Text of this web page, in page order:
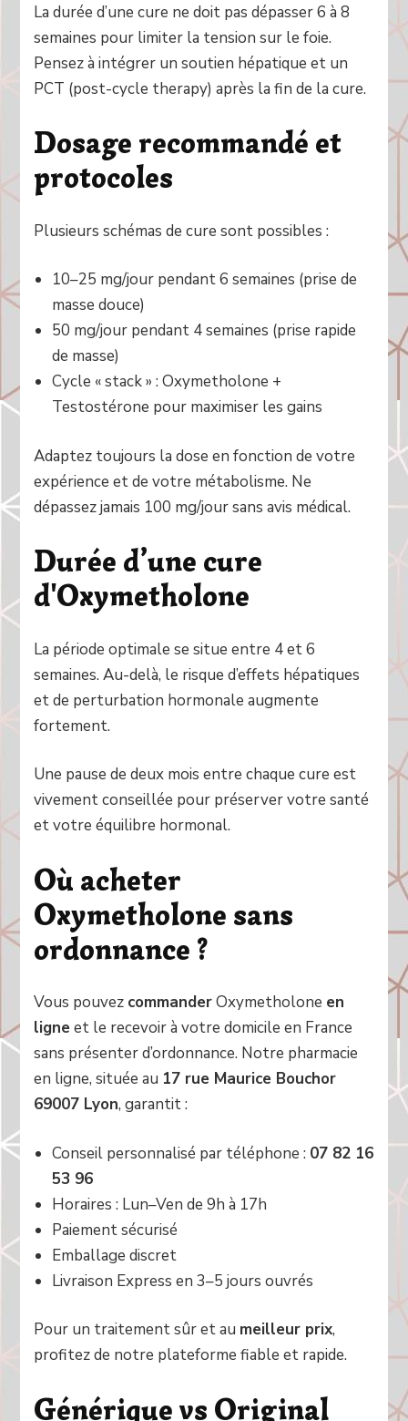
La durée d’une cure ne doit pas dépasser 6 à 8
semaines pour limiter la tension sur le foie.
Pensez à intégrer un soutien hépatique et un
PCT (post-cycle therapy) après la fin de la cure.
Dosage recommandé et
protocoles
Plusieurs schémas de cure sont possibles :
10–25 mg/jour pendant 6 semaines (prise de
masse douce)
50 mg/jour pendant 4 semaines (prise rapide
de masse)
Cycle « stack » : Oxymetholone +
Testostérone pour maximiser les gains
Adaptez toujours la dose en fonction de votre
expérience et de votre métabolisme. Ne
dépassez jamais 100 mg/jour sans avis médical.
Durée d’une cure
d'Oxymetholone
La période optimale se situe entre 4 et 6
semaines. Au-delà, le risque d’effets hépatiques
et de perturbation hormonale augmente
fortement.
Une pause de deux mois entre chaque cure est
vivement conseillée pour préserver votre santé
et votre équilibre hormonal.
Où acheter
Oxymetholone sans
ordonnance ?
Vous pouvez commanderOxymetholone en
ligneet le recevoir à votre domicile en France
sans présenter d’ordonnance. Notre pharmacie
en ligne, située au 17 rue Maurice Bouchor
69007 Lyon, garantit :
Conseil personnalisé par téléphone : 07 82 16
53 96
Horaires : Lun–Ven de 9h à 17h
Paiement sécurisé
Emballage discret
Livraison Express en 3–5 jours ouvrés
Pour un traitement sûr et au meilleur prix,
profitez de notre plateforme fiable et rapide.
Générique vs Original